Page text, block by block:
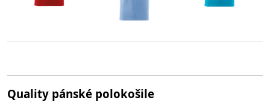
Quality pánské polokošile